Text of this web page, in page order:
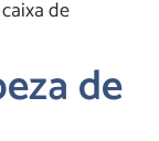
de
de